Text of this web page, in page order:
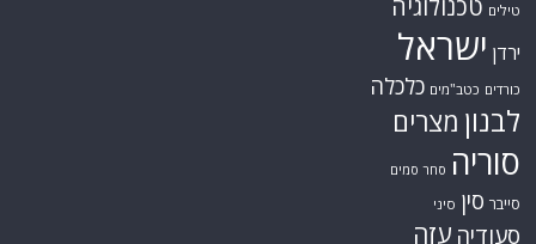
טילים
ירדן ישראל
כורדים כטב"מים כלכלה
לבנון מצרים
סוריה סחר סמים
סייבר סין סיני
סעודיה עזה